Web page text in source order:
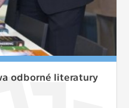
odborné literatury